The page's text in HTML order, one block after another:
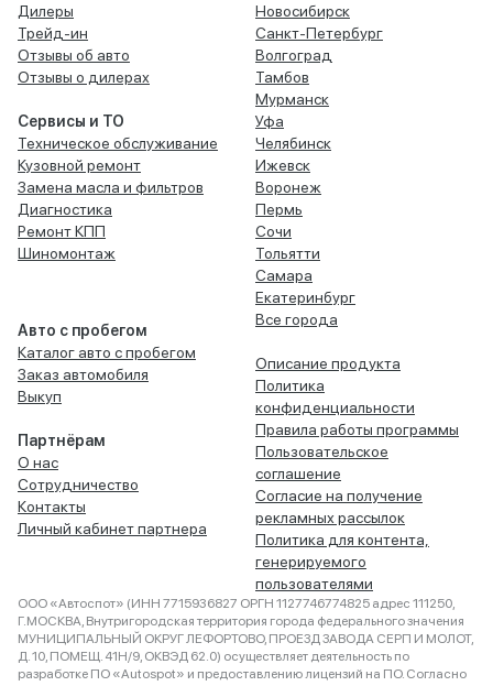
Дилеры
Трейд-ин
Отзывы об авто
Отзывы о дилерах
Сервисы и ТО
Техническое обслуживание
Кузовной ремонт
Замена масла и фильтров
Диагностика
Ремонт КПП
Шиномонтаж
Авто с пробегом
Каталог авто с пробегом
Заказ автомобиля
Выкуп
Партнёрам
О нас
Сотрудничество
Контакты
Личный кабинет партнера
Новосибирск
Санкт-Петербург
Волгоград
Тамбов
Мурманск
Уфа
Челябинск
Ижевск
Воронеж
Пермь
Сочи
Тольятти
Самара
Екатеринбург
Все города
Описание продукта
Политика
конфиденциальности
Правила работы программы
Пользовательское
соглашение
Согласие на получение
рекламных рассылок
Политика для контента,
генерируемого
пользователями
ООО «Автоспот» (ИНН 7715936827 ОРГН 1127746774825 адрес 111250,
Г.МОСКВА, Внутригородская территория города федерального значения
МУНИЦИПАЛЬНЫЙ ОКРУГ ЛЕФОРТОВО, ПРОЕЗД ЗАВОДА СЕРП И МОЛОТ,
Д. 10, ПОМЕЩ. 41Н/9, ОКВЭД 62.0) осуществляет деятельность по
разработке ПО «Autospot» и предоставлению лицензий на ПО. Согласно